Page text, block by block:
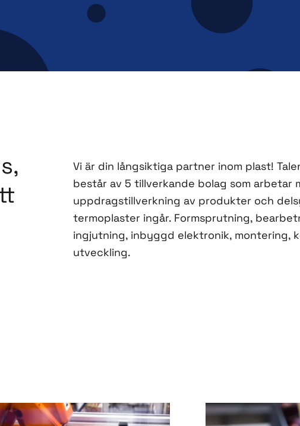
Vi är din långsiktiga partner inom plast!
består av 5 tillverkande bolag som arbetar
uppdragstillverkning av produkter och
termoplaster ingår. Formsprutning,
ingjutning, inbyggd elektronik, montering,
utveckling.